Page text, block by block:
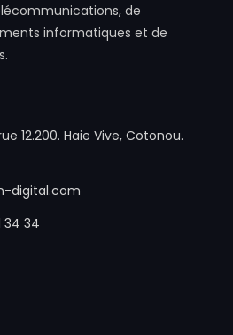
de
informatiques et de
12.200. Haie Vive, Cotonou.
digital.com
34 34